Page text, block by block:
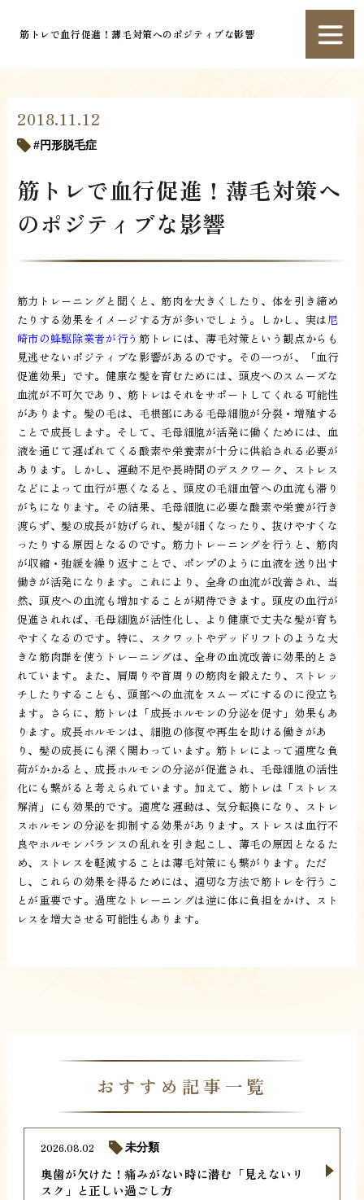
筋トレで血行促進！薄毛対策へのポジティブな影響
2018.11.12
円形脱毛症
筋トレで血行促進！薄毛対策へ
のポジティブな影響
筋力トレーニングと聞くと、筋肉を大きくしたり、体を引き締め
たりする効果をイメージする方が多いでしょう。しかし、実は尼
崎市の蜂駆除業者が行う 筋トレには、薄毛対策という観点からも
見逃せないポジティブな影響があるのです。その一つが、「血行
促進効果」です。健康な髪を育むためには、頭皮へのスムーズな
血流が不可欠であり、筋トレはそれをサポートしてくれる可能性
があります。髪の毛は、毛根部にある毛母細胞が分裂・増殖する
ことで成長します。そして、毛母細胞が活発に働くためには、血
液を通じて運ばれてくる酸素や栄養素が十分に供給される必要が
あります。しかし、運動不足や長時間のデスクワーク、ストレス
などによって血行が悪くなると、頭皮の毛細血管への血流も滞り
がちになります。その結果、毛母細胞に必要な酸素や栄養が行き
渡らず、髪の成長が妨げられ、髪が細くなったり、抜けやすくな
ったりする原因となるのです。筋力トレーニングを行うと、筋肉
が収縮・弛緩を繰り返すことで、ポンプのように血液を送り出す
働きが活発になります。これにより、全身の血流が改善され、当
然、頭皮への血流も増加することが期待できます。頭皮の血行が
促進されれば、毛母細胞が活性化し、より健康で丈夫な髪が育ち
やすくなるのです。特に、スクワットやデッドリフトのような大
きな筋肉群を使うトレーニングは、全身の血流改善に効果的とさ
れています。また、肩周りや首周りの筋肉を鍛えたり、ストレッ
チしたりすることも、頭部への血流をスムーズにするのに役立ち
ます。さらに、筋トレは「成長ホルモンの分泌を促す」効果もあ
ります。成長ホルモンは、細胞の修復や再生を助ける働きがあ
り、髪の成長にも深く関わっています。筋トレによって適度な負
荷がかかると、成長ホルモンの分泌が促進され、毛母細胞の活性
化にも繋がると考えられています。加えて、筋トレは「ストレス
解消」にも効果的です。適度な運動は、気分転換になり、ストレ
スホルモンの分泌を抑制する効果があります。ストレスは血行不
良やホルモンバランスの乱れを引き起こし、薄毛の原因となるた
め、ストレスを軽減することは薄毛対策にも繋がります。ただ
し、これらの効果を得るためには、適切な方法で筋トレを行うこ
とが重要です。過度なトレーニングは逆に体に負担をかけ、スト
レスを増大させる可能性もあります。
おすすめ記事一覧
奥歯が欠けた！痛みがない時に潜む「見えないリ
スク」と正しい過ごし方
2026.08.02 未分類